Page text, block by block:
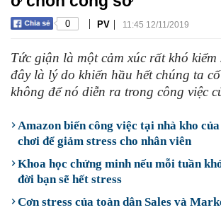
0 | PV | 11:45 12/11/2019
Tức giận là một cảm xúc rất khó kiểm
đây là lý do khiến hầu hết chúng ta
không để nó diễn ra trong công việc
Amazon biến công việc tại nhà kho
chơi để giảm stress cho nhân viên
Khoa học chứng minh nếu mỗi tuần
đời bạn sẽ hết stress
Cơn stress của toàn dân Sales và